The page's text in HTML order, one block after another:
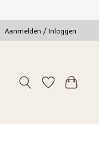
Aanmelden / Inloggen